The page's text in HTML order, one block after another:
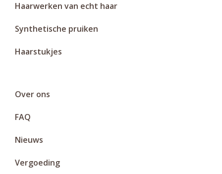
Haarwerken van echt haar
Synthetische pruiken
Haarstukjes
Over ons
FAQ
Nieuws
Vergoeding